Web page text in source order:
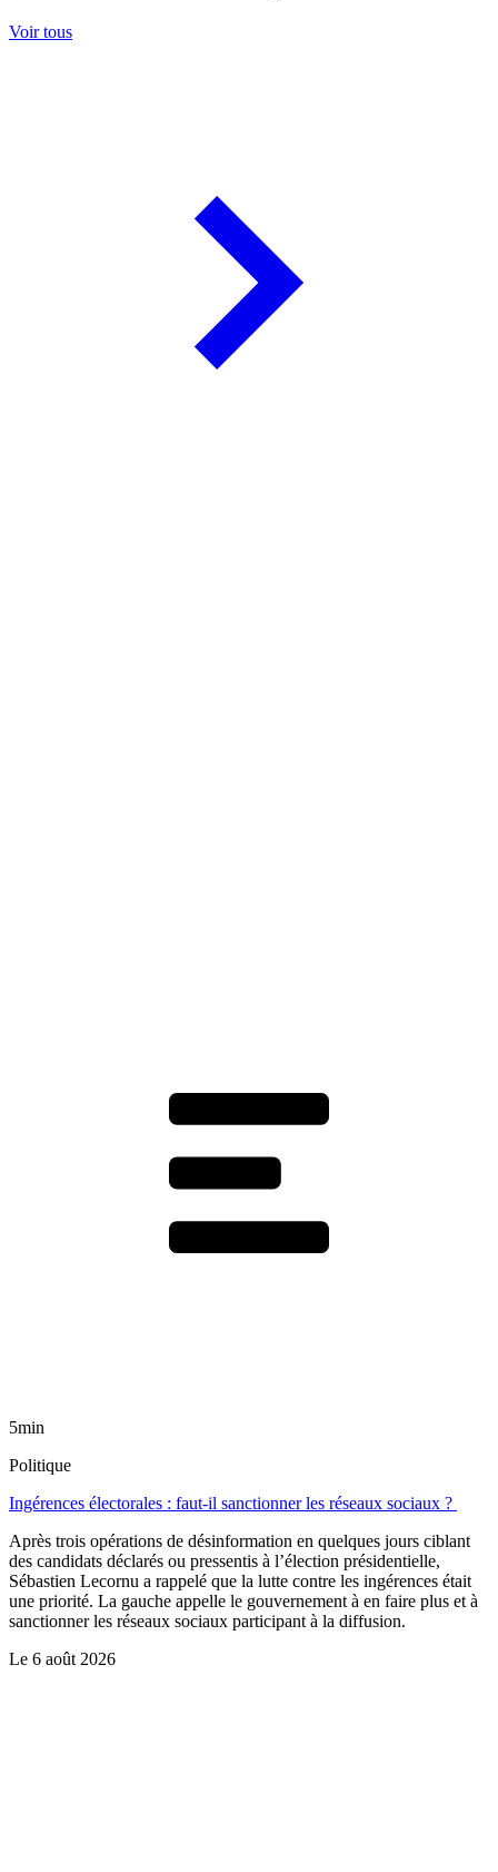
Voir tous
5min
Politique
Ingérences électorales : faut-il sanctionner les réseaux sociaux ?
Après trois opérations de désinformation en quelques jours ciblant
des candidats déclarés ou pressentis à l’élection présidentielle,
Sébastien Lecornu a rappelé que la lutte contre les ingérences était
une priorité. La gauche appelle le gouvernement à en faire plus et à
sanctionner les réseaux sociaux participant à la diffusion.
Le 6 août 2026